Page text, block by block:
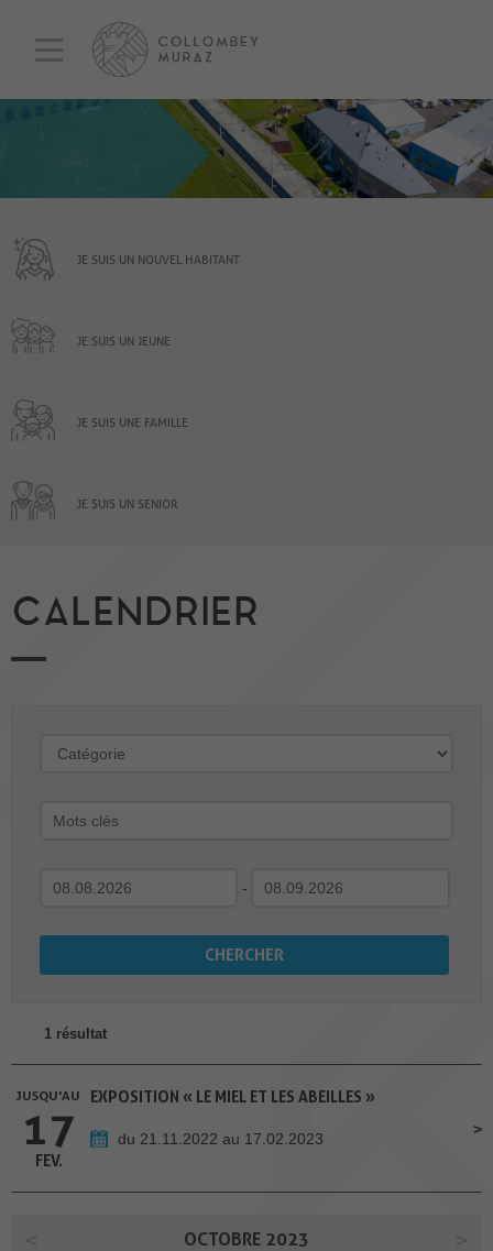
JE SUIS UN NOUVEL HABITANT
JE SUIS UN JEUNE
JE SUIS UNE FAMILLE
JE SUIS UN SENIOR
CALENDRIER
-
1 résultat
JUSQU'AU
17
FEV.
EXPOSITION « LE MIEL ET LES ABEILLES »
du 21.11.2022 au 17.02.2023
OCTOBRE 2023